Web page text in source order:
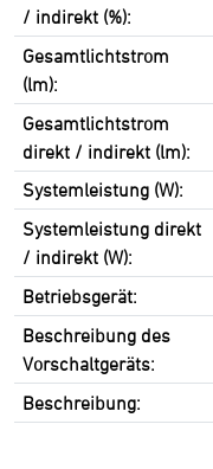
/ indirekt (%):
Gesamtlichtstrom
(lm):
Gesamtlichtstrom
direkt / indirekt (lm):
Systemleistung (W):
Systemleistung direkt
/ indirekt (W):
Betriebsgerät:
Beschreibung des
Vorschaltgeräts:
Beschreibung: